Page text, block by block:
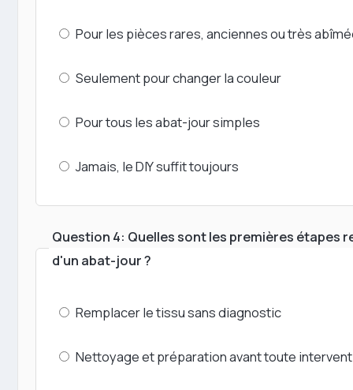
Pour les pièces rares, anciennes ou très
Seulement pour changer la couleur
Pour tous les abat-jour simples
Jamais, le DIY suffit toujours
Question 4: Quelles sont les premières étapes
d'un abat-jour ?
Remplacer le tissu sans diagnostic
Nettoyage et préparation avant toute